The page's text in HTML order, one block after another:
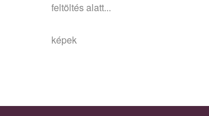
feltöltés alatt...
képek